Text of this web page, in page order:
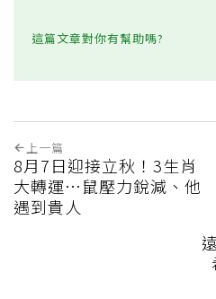
這篇文章對你有幫助嗎?
上一篇
8月7日迎接立秋！3生肖
大轉運…鼠壓力銳減、他
遇到貴人